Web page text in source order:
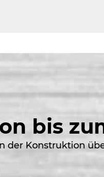
bis
Konstruktion